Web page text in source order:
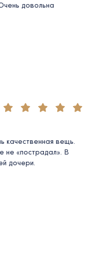
довольна
качественная вещь.
не «пострадал». В
дочери.